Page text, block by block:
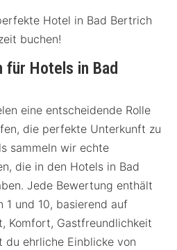
Hotel in Bad Bertrich
buchen!
für Hotels in Bad
eine entscheidende Rolle
die perfekte Unterkunft zu
sammeln wir echte
die in den Hotels in Bad
Jede Bewertung enthält
1 und 10, basierend auf
Komfort, Gastfreundlichkeit
du ehrliche Einblicke von